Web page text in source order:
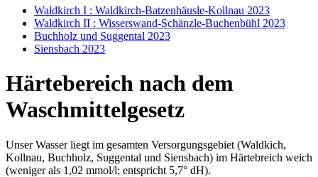
Waldkirch I : Waldkirch-Batzenhäusle-Kollnau 2023
Waldkirch II : Wisserswand-Schänzle-Buchenbühl 2023
Buchholz und Suggental 2023
Siensbach 2023
Härtebereich nach dem
Waschmittelgesetz
Unser Wasser liegt im gesamten Versorgungsgebiet (Waldkich,
Kollnau, Buchholz, Suggental und Siensbach) im Härtebreich weich
(weniger als 1,02 mmol/l; entspricht 5,7° dH).